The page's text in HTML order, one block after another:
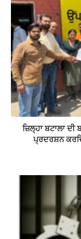
ਜ਼ਿਲ੍ਹਾ ਬਟਾਲਾ
ਪ੍ਰਦਰਸ਼ਨ